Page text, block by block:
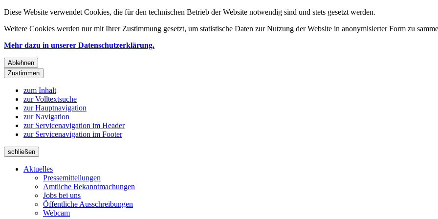
Diese Website verwendet Cookies, die für den technischen Betrieb der Website notwendig sind und stets gesetzt werden.
Weitere Cookies werden nur mit Ihrer Zustimmung gesetzt, um statistische Daten zur Nutzung der Website in anonymisierter Form zu
Mehr dazu in unserer Datenschutzerklärung.
Ablehnen
Zustimmen
zum Inhalt
zur Volltextsuche
zur Hauptnavigation
zur Navigation
zur Servicenavigation im Header
zur Servicenavigation im Footer
schließen
Aktuelles
Pressemitteilungen
Amtliche Bekanntmachungen
Jobs bei uns
Öffentliche Ausschreibungen
Webcam